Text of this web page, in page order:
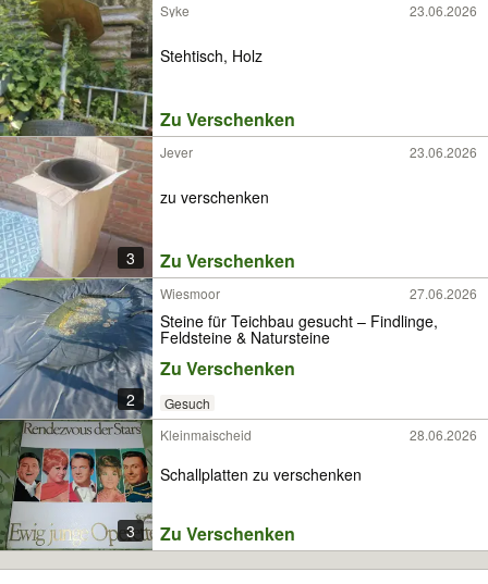
Syke 23.06.2026
Stehtisch, Holz
Zu Verschenken
3
Jever 23.06.2026
zu verschenken
Zu Verschenken
2
Wiesmoor 27.06.2026
Steine für Teichbau gesucht – Findlinge,
Feldsteine & Natursteine
Zu Verschenken
Gesuch
3
Kleinmaischeid 28.06.2026
Schallplatten zu verschenken
Zu Verschenken